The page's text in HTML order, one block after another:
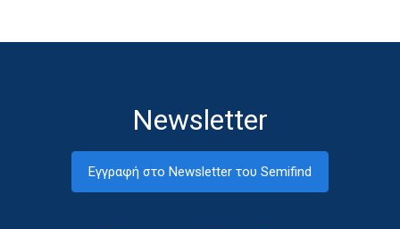
Newsletter
Εγγραφή στο Newsletter του Semifind